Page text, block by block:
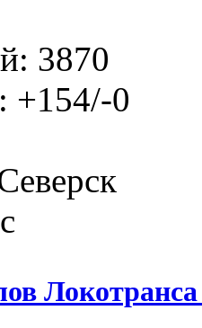
3870
+154/-0
Локотранса